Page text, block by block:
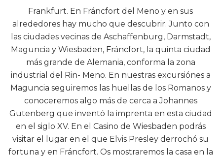
Frankfurt. En Fráncfort del Meno y en sus
alrededores hay mucho que descubrir. Junto con
las ciudades vecinas de Aschaffenburg, Darmstadt,
Maguncia y Wiesbaden, Fráncfort, la quinta ciudad
más grande de Alemania, conforma la zona
industrial del Rin- Meno. En nuestras excursiónes a
Maguncia seguiremos las huellas de los Romanos y
conoceremos algo más de cerca a Johannes
Gutenberg que inventó la imprenta en esta ciudad
en el siglo XV. En el Casino de Wiesbaden podrás
visitar el lugar en el que Elvis Presley derrochó su
fortuna y en Fráncfort. Os mostraremos la casa en la